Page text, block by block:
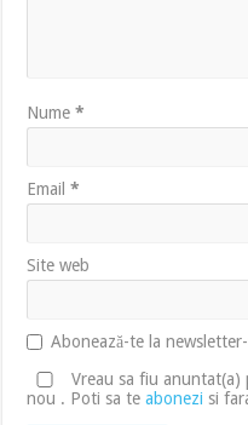
Nume*
Email*
Site web
Abonează-te la
Vreau sa fiu anuntat(a)
nou . Poti sa teabonezi si